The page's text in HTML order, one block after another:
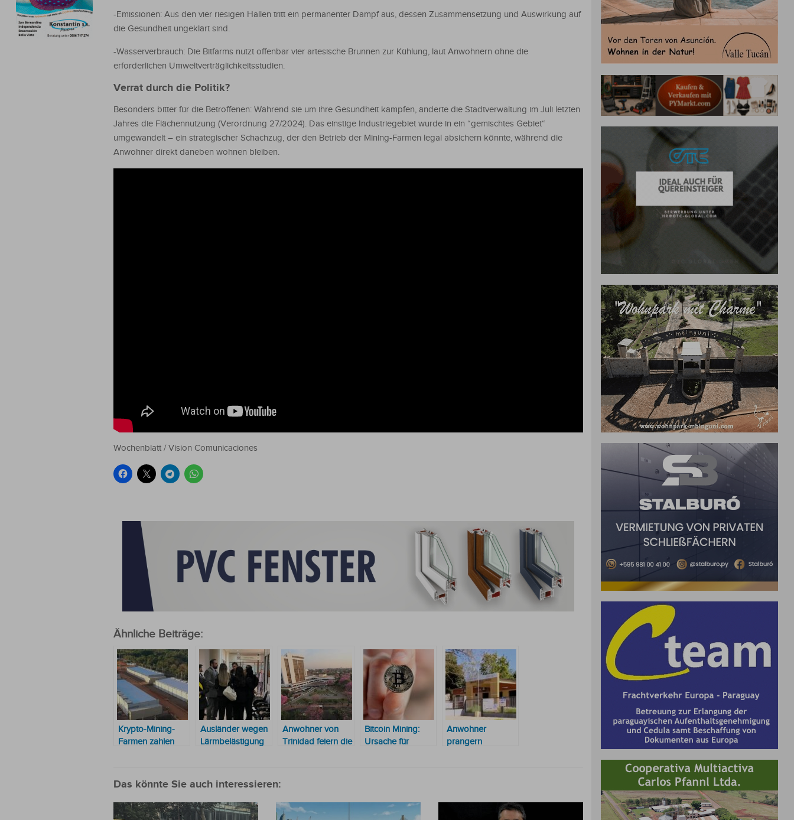
-Emissionen: Aus den vier riesigen Hallen tritt ein permanenter Dampf aus, dessen Zusammensetzung und Auswirkung auf
die Gesundheit ungeklärt sind.
-Wasserverbrauch: Die Bitfarms nutzt offenbar vier artesische Brunnen zur Kühlung, laut Anwohnern ohne die
erforderlichen Umweltverträglichkeitsstudien.
Verrat durch die Politik?
Besonders bitter für die Betroffenen: Während sie um ihre Gesundheit kämpfen, änderte die Stadtverwaltung im Juli letzten
Jahres die Flächennutzung (Verordnung 27/2024). Das einstige Industriegebiet wurde in ein “gemischtes Gebiet“
umgewandelt – ein strategischer Schachzug, der den Betrieb der Mining-Farmen legal absichern könnte, während die
Anwohner direkt daneben wohnen bleiben.
Wochenblatt / Vision Comunicaciones
Ähnliche Beiträge:
Krypto-Mining-
Farmen zahlen
davon in Villarrica
Ausländer wegen
Lärmbelästigung
angezeigt
Anwohner von
Trinidad feiern die
Bitcoin Mining:
Ursache für
Anwohner
prangern
Das könnte Sie auch interessieren: